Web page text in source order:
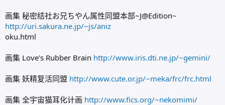
画集 秘密结社お兄ちやん属性同盟本部~J@Edition~
http://uri.sakura.ne.jp/~js/aniz
oku.html
画集 Love's Rubber Brain http://www.iris.dti.ne.jp/~gemini/
画集 妖精复活同盟 http://www.cute.or.jp/~meka/frc/frc.html
画集 全宇宙猫耳化计画 http://www.fics.org/~nekomimi/